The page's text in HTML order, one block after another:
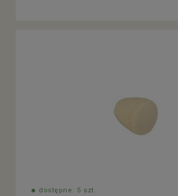
dostępne: 5 szt.